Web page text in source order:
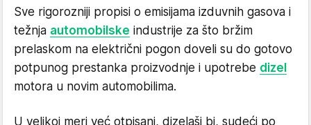
Sve rigorozniji propisi o emisijama izduvnih gasova i
težnja automobilske industrije za što bržim
prelaskom na električni pogon doveli su do gotovo
potpunog prestanka proizvodnje i upotrebe dizel
motora u novim automobilima.
U velikoj meri već otpisani, dizelaši bi, sudeći po